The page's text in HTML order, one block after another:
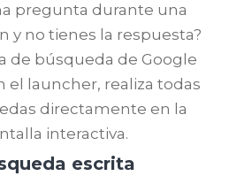
pregunta durante una
y no tienes la respuesta?
de búsqueda de Google
el launcher, realiza todas
directamente en la
interactiva.
escrita